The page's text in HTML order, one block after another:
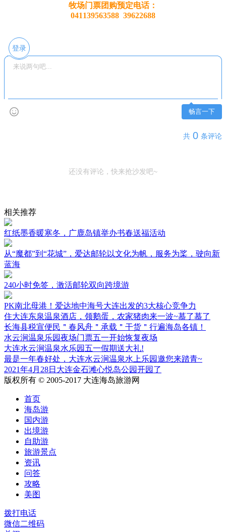
牧场门票团购预定电话：
041139563588 39622688
登录
畅言一下
共 0 条评论
还没有评论，快来抢沙发吧~
相关推荐
红纸墨香暖寒冬，广鹿岛镇举办书春送福活动
从“魔都”到“花城”，爱达邮轮以文化为帆，服务为桨，驶向新
蓝海
240小时免签，激活邮轮双向跨境游
PK南北母港！爱达地中海号大连出发的3大核心竞争力
住大连东泉温泉酒店，领鹅蛋，农家猪肉来一波~慕了慕了
长海县税宣便民＂春风舟＂承载＂干货＂行遍海岛各镇！
水云涧温泉乐园夜场门票五一开始恢复夜场
大连水云涧温泉水乐园五一假期送大礼!
最是一年春好处，大连水云涧温泉水上乐园邀您来踏青~
2021年4月28日大连金石滩心悦岛公园开园了
版权所有 © 2005-2017 大连海岛旅游网
首页
海岛游
国内游
出境游
自助游
旅游景点
资讯
问答
攻略
美图
拨打电话
微信二维码